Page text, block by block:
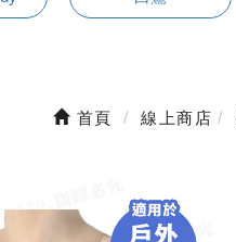
首頁 線上商店